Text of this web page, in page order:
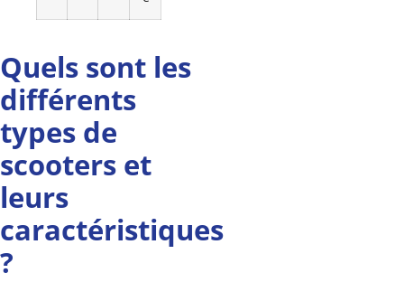
Quels sont les
différents
types de
scooters et
leurs
caractéristiques
?